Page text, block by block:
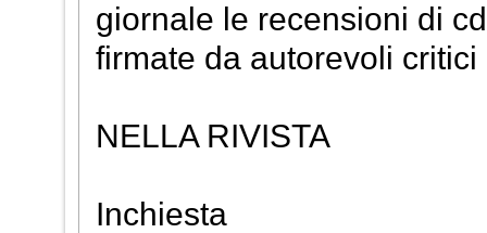
giornale le recensioni di
firmate da autorevoli critici
NELLA RIVISTA
Inchiesta